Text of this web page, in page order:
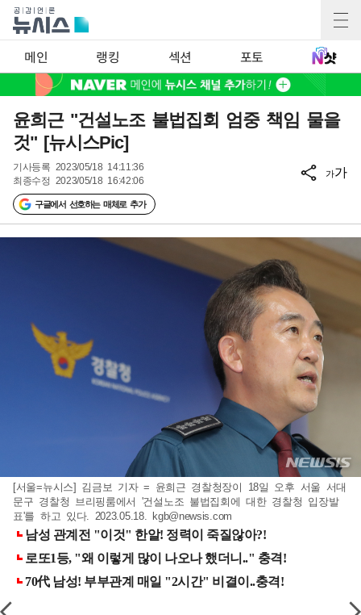
메인 랭킹 섹션 포토
윤희근 "건설노조 불법집회 엄중 책임 물을
것" [뉴시스Pic]
기사등록 2023/05/18 14:11:36
최종수정 2023/05/18 16:42:06
구글에서 선호하는 매체로 추가
가가
[서울=뉴시스] 김금보 기자 = 윤희근 경찰청장이 18일 오후 서울 서대
문구 경찰청 브리핑룸에서 '건설노조 불법집회에 대한 경찰청 입장발
표'를 하고 있다. 2023.05.18.
kgb@newsis.com